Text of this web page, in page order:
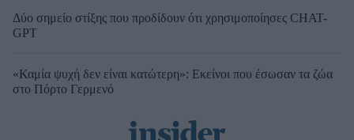
Δύο σημείο στίξης που προδίδουν ότι χρησιμοποίησες CHAT-
GPT
«Καμία ψυχή δεν είναι κατώτερη»: Εκείνοι που έσωσαν τα ζώα
στο Πόρτο Γερμενό